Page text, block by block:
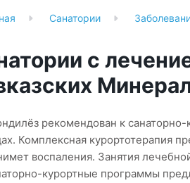
Санатории
с
рекомендован к
Комплексная курортотерапия
воспаления. Занятия
курортные программы